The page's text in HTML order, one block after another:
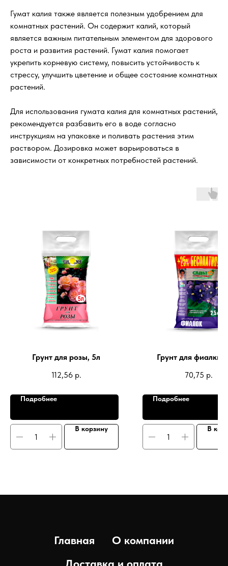
Гумат калия также является полезным удобрением для
комнатных растений. Он содержит калий, который
является важным питательным элементом для здорового
роста и развития растений. Гумат калия помогает
укрепить корневую систему, повысить устойчивость к
стрессу, улучшить цветение и общее состояние комнатных
растений.
Для использования гумата калия для комнатных растений,
рекомендуется разбавить его в воде согласно
инструкциям на упаковке и поливать растения этим
раствором. Дозировка может варьироваться в
зависимости от конкретных потребностей растений.
Грунт для розы, 5л
112,56 р.
Подробнее
В корзину
Грунт для фиалки,
70,75 р.
Подробнее
В
Главная
О компании